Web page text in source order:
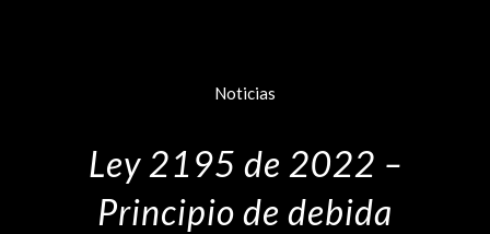
Noticias
Ley 2195 de 2022 –
Principio de debida